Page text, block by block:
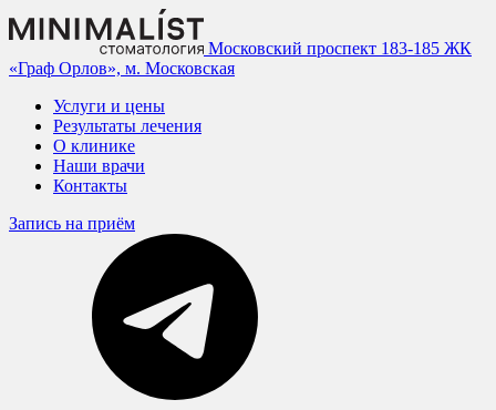
Московский проспект 183-185 ЖК
«Граф Орлов», м. Московская
Услуги и цены
Результаты лечения
О клинике
Наши врачи
Контакты
Запись на приём